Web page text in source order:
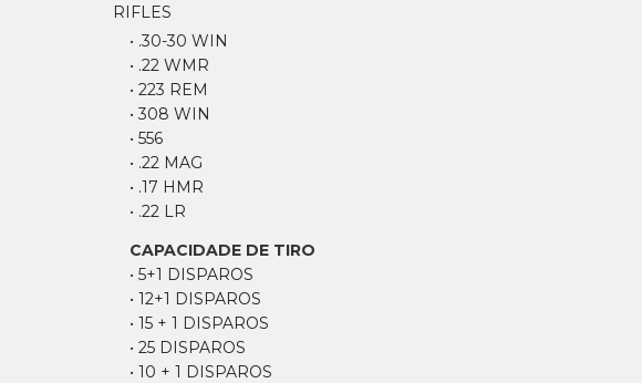
RIFLES
• .30-30 WIN
• .22 WMR
• 223 REM
• 308 WIN
• 556
• .22 MAG
• .17 HMR
• .22 LR
CAPACIDADE DE TIRO
• 5+1 DISPAROS
• 12+1 DISPAROS
• 15 + 1 DISPAROS
• 25 DISPAROS
• 10 + 1 DISPAROS